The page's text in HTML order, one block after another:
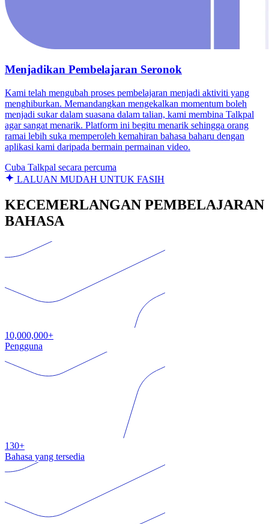
Menjadikan Pembelajaran Seronok
Kami telah mengubah proses pembelajaran menjadi aktiviti yang
menghiburkan. Memandangkan mengekalkan momentum boleh
menjadi sukar dalam suasana dalam talian, kami membina Talkpal
agar sangat menarik. Platform ini begitu menarik sehingga orang
ramai lebih suka memperoleh kemahiran bahasa baharu dengan
aplikasi kami daripada bermain permainan video.
Cuba Talkpal secara percuma
LALUAN MUDAH UNTUK FASIH
KECEMERLANGAN PEMBELAJARAN
BAHASA
10,000,000+
Pengguna
130+
Bahasa yang tersedia